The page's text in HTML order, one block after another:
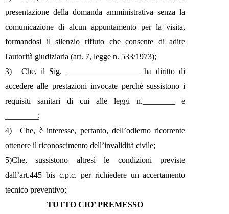
presentazione della domanda amministrativa senza la
comunicazione di alcun appuntamento per la visita,
formandosi il silenzio rifiuto che consente di adire
l'autorità giudiziaria (art. 7, legge n. 533/1973);
3)
Che, il Sig. __________________ ha diritto di
accedere alle prestazioni invocate perché sussistono i
requisiti sanitari di cui alle leggi n.________ e
________;
4)
Che, è interesse, pertanto, dell’odierno ricorrente
ottenere il riconoscimento dell’invalidità civile;
5)Che, sussistono altresì le condizioni previste
dall’art.445 bis c.p.c. per richiedere un accertamento
tecnico preventivo;
TUTTO CIO’ PREMESSO